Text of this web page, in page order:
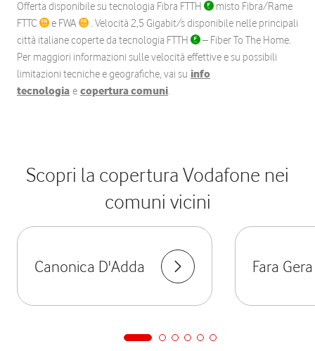
Offerta disponibile su tecnologia Fibra FTTH
misto Fibra/Rame
FTTC
e FWA
. Velocità 2,5 Gigabit/s disponibile nelle principali
città italiane coperte da tecnologia FTTH
– Fiber To The Home.
Per maggiori informazioni sulle velocità effettive e su possibili
limitazioni tecniche e geografiche, vai su info
tecnologia e copertura comuni.
Scopri la copertura Vodafone nei
comuni vicini
Canonica D'Adda Fara